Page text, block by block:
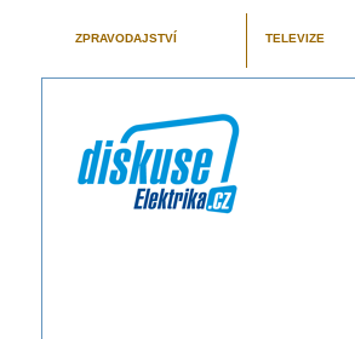
ZPRAVODAJSTVÍ TELEVIZE